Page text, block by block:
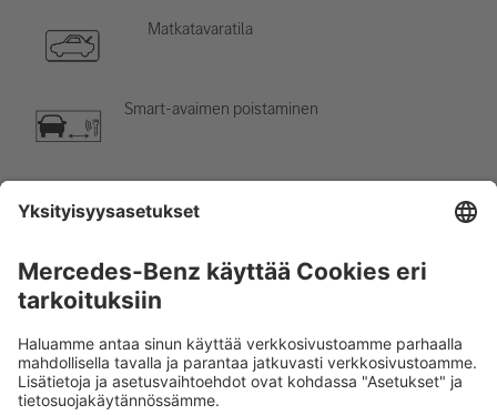
Matkatavaratila
Smart-avaimen poistaminen
Ilmastointilaite
Vaara, alhainen lämpötila